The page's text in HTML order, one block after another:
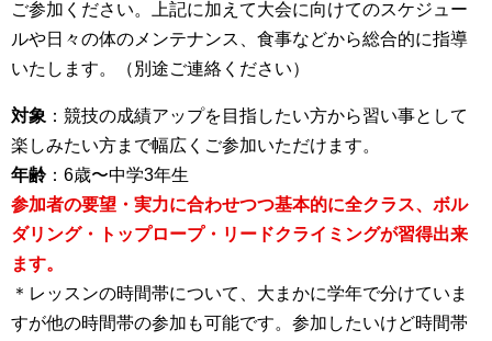
ご参加ください。上記に加えて大会に向けてのスケジュー
ルや日々の体のメンテナンス、食事などから総合的に指導
いたします。（別途ご連絡ください）
対象 ：競技の成績アップを目指したい方から習い事として
楽しみたい方まで幅広くご参加いただけます。
年齢 ：6歳〜中学3年生
参加者の要望・実力に合わせつつ基本的に全クラス、ボル
ダリング・トップロープ・リードクライミングが習得出来
ます。
＊レッスンの時間帯について、大まかに学年で分けていま
すが他の時間帯の参加も可能です。参加したいけど時間帯